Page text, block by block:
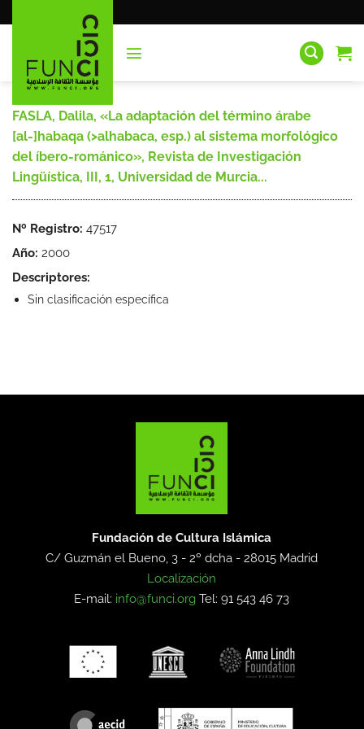
al
FASLA, Dalila, «La adaptación del término árabe
[al-]habaqa (>alhabaca, esp.) al sistema morfológico
del íbero-románico», Revista de Investigación
Lingüística, III, 1, Universidad de Murcia...
Nº Registro: 47517
Año: 2000
Descriptores:
Sin clasificación específica
Fundación de Cultura Islámica
C/ Guzmán el Bueno, 3 - 2º dcha -28015 Madrid
Localización
E-mail: info@funci.org Tel: 91 543 46 73